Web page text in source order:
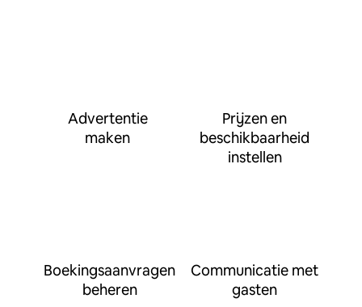
Advertentie
maken
Prijzen en
beschikbaarheid
instellen
Boekingsaanvragen
beheren
Communicatie met
gasten